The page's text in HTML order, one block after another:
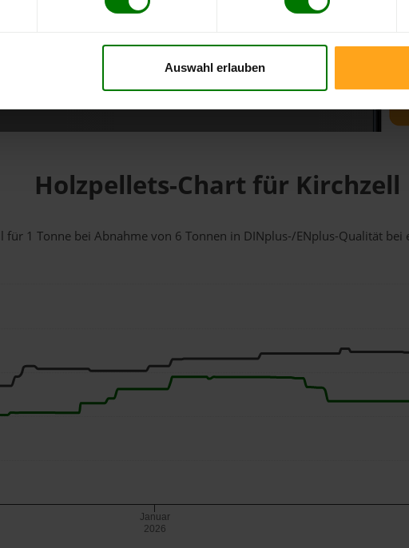
Auswahl erlauben
erfahren
Holzpellets-Chart für Kirchzell
für 1 Tonne bei Abnahmevon 6 Tonnen in DINplus-/ENplus-Qualität bei
Januar
2026